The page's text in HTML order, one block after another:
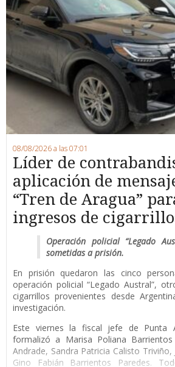
08/08/2026 a las 07:01
Líder de
aplicación de
“Tren de Aragua”
ingresos de
Operación policial “Legado
sometidas a prisión.
En prisión quedaron las cinco
operación policial “Legado Austral”,
cigarrillos provenientes desde
investigación.
Este viernes la fiscal jefe de Punta
formalizó a Marisa Poliana
Andrade, Sandra Patricia Calisto
Gino Fabián Barrientos Paredes.